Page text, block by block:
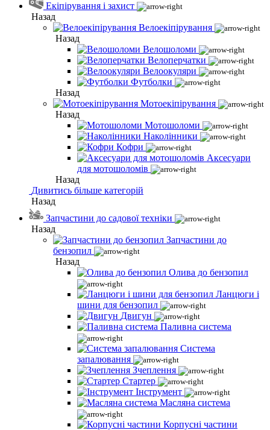
Екіпірування і захист
Назад
Велоекіпірування
Назад
Велошоломи
Велоперчатки
Велоокуляри
Футболки
Назад
Мотоекіпірування
Назад
Мотошоломи
Наколінники
Кофри
Аксесуари
для мотошоломів
Назад
Дивитись більше категорій
Назад
Запчастини до садової техніки
Назад
Запчастини до
бензопил
Назад
Олива до бензопил
Ланцюги і
шини для бензопил
Двигун
Паливна система
Система
запалювання
Зчеплення
Стартер
Інструмент
Масляна система
Корпусні частини